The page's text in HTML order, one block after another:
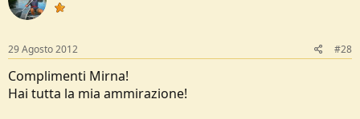
29 Agosto 2012 #28
Complimenti Mirna!
Hai tutta la mia ammirazione!